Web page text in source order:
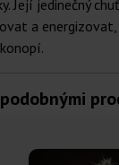
Její jedinečný
a